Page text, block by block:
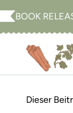
Zum
Inhalt
BOOK
Dieser